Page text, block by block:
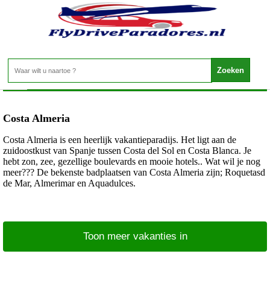
Spanje - Costa Almeria
Home>
Costa Almeria
Costa Almeria is een heerlijk vakantieparadijs. Het ligt aan de
zuidoostkust van Spanje tussen Costa del Sol en Costa Blanca. Je
hebt zon, zee, gezellige boulevards en mooie hotels.. Wat wil je nog
meer??? De bekenste badplaatsen van Costa Almeria zijn; Roquetasd
de Mar, Almerimar en Aquadulces.
Toon meer vakanties in